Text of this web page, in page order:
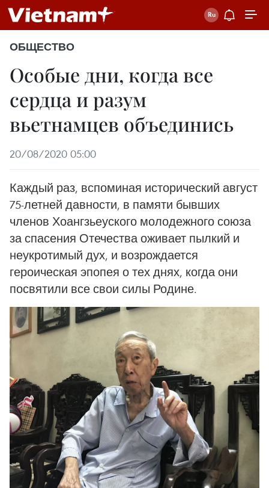
ОБЩЕСТВО
Особые дни, когда все
сердца и разум
вьетнамцев объединись
20/08/2020 05:00
Каждый раз, вспоминая исторический август
75-летней давности, в памяти бывших
членов Хоангзьеуского молодежного союза
за спасения Отечества оживает пылкий и
неукротимый дух, и возрождается
героическая эпопея о тех днях, когда они
посвятили все свои силы Родине.